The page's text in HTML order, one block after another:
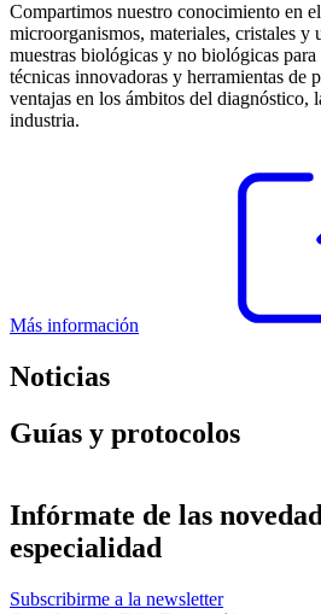
Compartimos nuestro conocimiento en
microorganismos, materiales, cristales y
muestras biológicas y no biológicas
técnicas innovadoras y herramientas de
ventajas en los ámbitos del diagnóstico,
industria.
Más información
Noticias
Guías y protocolos
Infórmate de las
especialidad
Subscribirme a la newsletter